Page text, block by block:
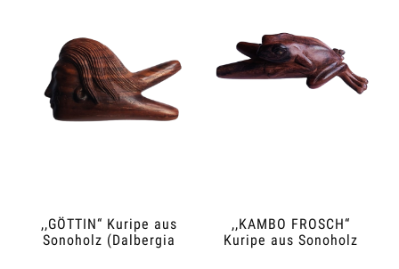
,,GÖTTIN“ Kuripe aus
Sonoholz (Dalbergia
,,KAMBO FROSCH“
Kuripe aus Sonoholz